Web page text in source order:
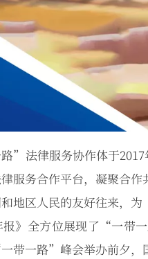
”法律服务协作体于
服务合作平台，凝聚合
和地区人民的友好往来，
报》全方位展现了“一带
带一路”峰会举办前夕，